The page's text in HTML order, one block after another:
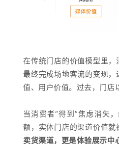
在传统门店的价值模型里
最终完成场地客流的变现
值、用户价值。过去，门店
当消费者“得到”焦虑消失，
额，实体门店的渠道价值就
卖货渠道，更是体验展示中